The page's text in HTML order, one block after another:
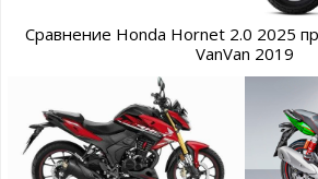
Сравнение Honda Hornet 2.0 2025
VanVan 2019